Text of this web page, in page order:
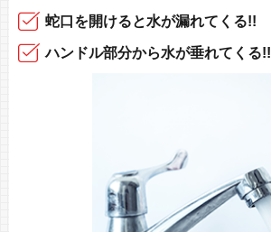
蛇口 を開けると水が漏れてくる!!
ハンドル部分から水が垂れてくる!!